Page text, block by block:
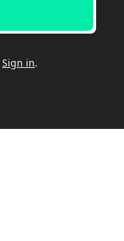
Sign in.